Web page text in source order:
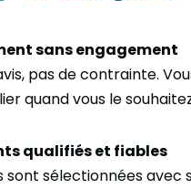
sans engagement
pas de contrainte.
quand vous le
qualifiés et fiables
sont sélectionnées avec